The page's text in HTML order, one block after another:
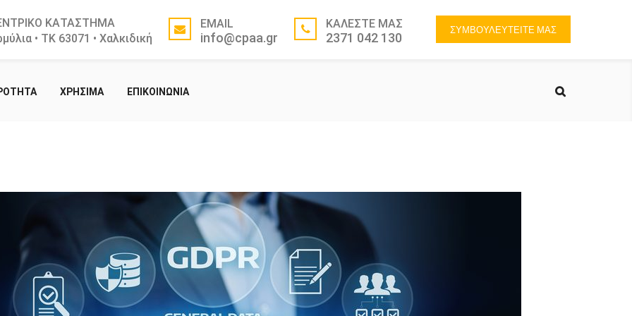
ΣΥΜΒΟΥΛΕΥΤΕΙΤΕ ΜΑΣ
ΚΑΤΑΣΤΗΜΑ
• ΤΚ 63071 • Χαλκιδική
EMAIL
info@cpaa.gr
ΚΑΛΕΣΤΕ ΜΑΣ
2371 042 130
ΧΡΗΣΙΜΑ ΕΠΙΚΟΙΝΩΝΙΑ